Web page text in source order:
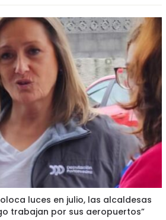
luces en julio, las alcaldesas
trabajan por sus aeropuertos”